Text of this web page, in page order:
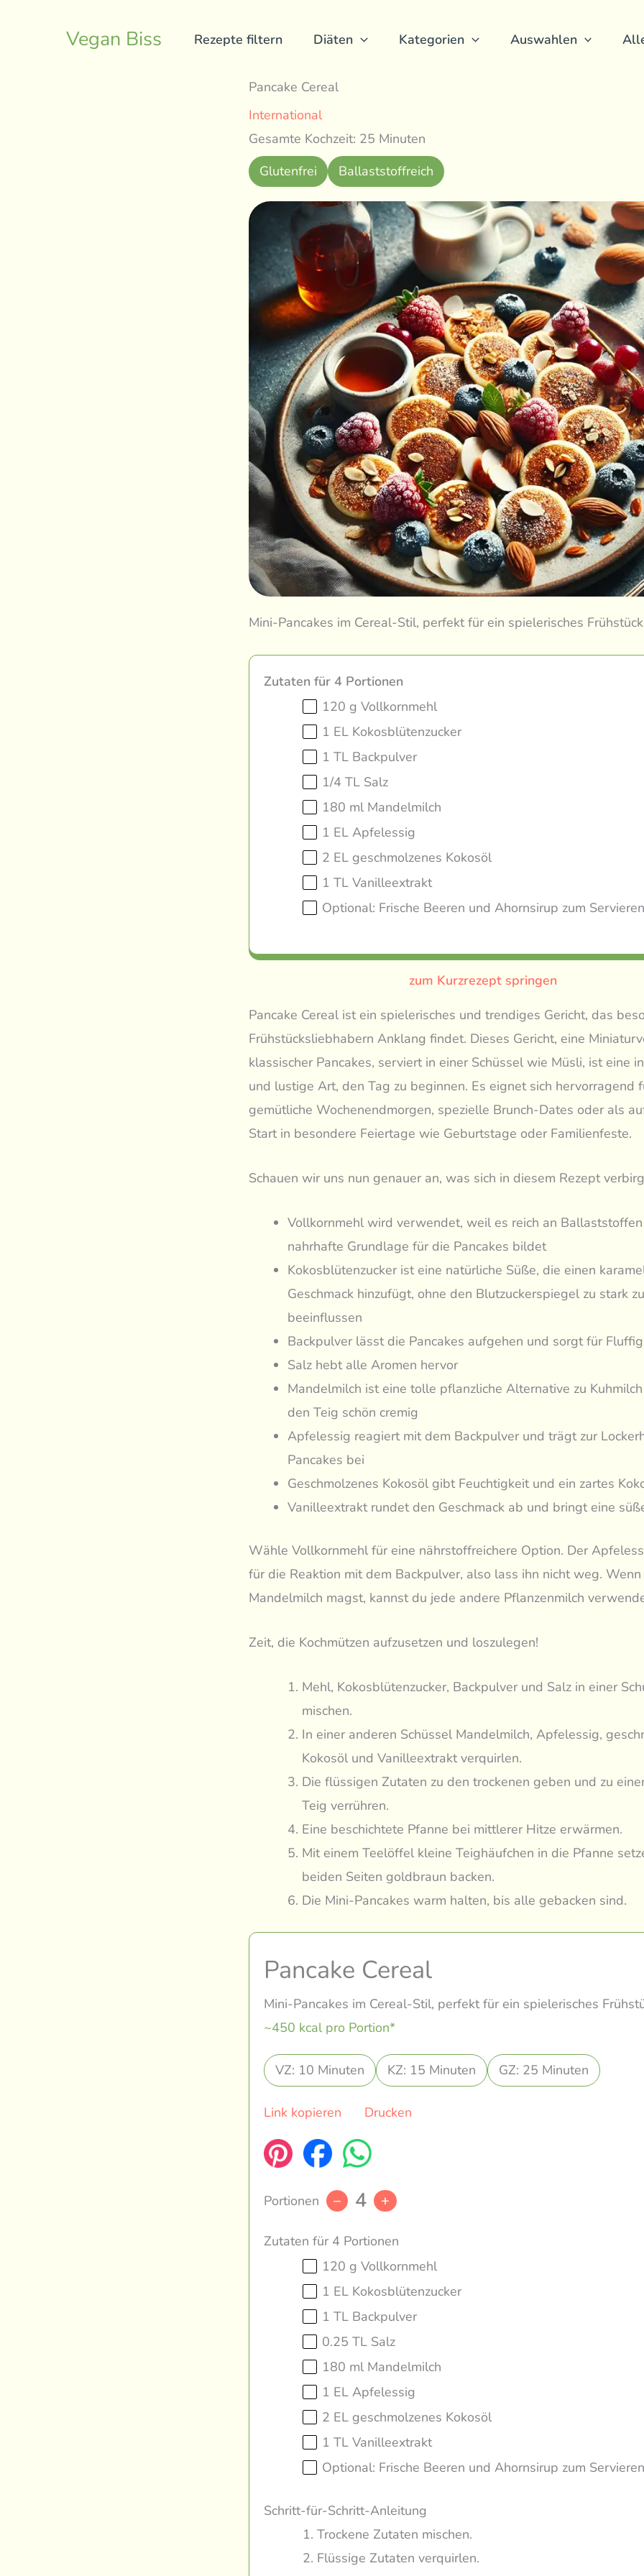
Vegan Biss Rezepte filtern Diäten Kategorien Auswahlen
Pancake Cereal
International
Gesamte Kochzeit: 25 Minuten
Glutenfrei
Ballaststoffreich
Mini-Pancakes im Cereal-Stil, perfekt für ein spielerisches
Zutaten für 4 Portionen
120 g Vollkornmehl
1 EL Kokosblütenzucker
1 TL Backpulver
1/4 TL Salz
180 ml Mandelmilch
1 EL Apfelessig
2 EL geschmolzenes Kokosöl
1 TL Vanilleextrakt
Optional: Frische Beeren und Ahornsirup zum Servieren
zum Kurzrezept springen
Pancake Cereal ist ein spielerisches und trendiges Gericht, das
Frühstücksliebhabern Anklang findet. Dieses Gericht, eine
klassischer Pancakes, serviert in einer Schüssel wie Müsli, ist eine
und lustige Art, den Tag zu beginnen. Es eignet sich hervorragend
gemütliche Wochenendmorgen, spezielle Brunch-Dates oder als
Start in besondere Feiertage wie Geburtstage oder Familienfeste.
Schauen wir uns nun genauer an, was sich in diesem Rezept
Vollkornmehl wird verwendet, weil es reich an
nahrhafte Grundlage für die Pancakes bildet
Kokosblütenzucker ist eine natürliche Süße, die einen
Geschmack hinzufügt, ohne den Blutzuckerspiegel zu stark zu
beeinflussen
Backpulver lässt die Pancakes aufgehen und sorgt für
Salz hebt alle Aromen hervor
Mandelmilch ist eine tolle pflanzliche Alternative zu
den Teig schön cremig
Apfelessig reagiert mit dem Backpulver und trägt zur
Pancakes bei
Geschmolzenes Kokosöl gibt Feuchtigkeit und ein zartes
Vanilleextrakt rundet den Geschmack ab und bringt eine
Wähle Vollkornmehl für eine nährstoffreichere Option. Der
für die Reaktion mit dem Backpulver, also lass ihn nicht weg.
Mandelmilch magst, kannst du jede andere Pflanzenmilch
Zeit, die Kochmützen aufzusetzen und loszulegen!
Mehl, Kokosblütenzucker, Backpulver und Salz in einer
mischen.
In einer anderen Schüssel Mandelmilch, Apfelessig,
Kokosöl und Vanilleextrakt verquirlen.
Die flüssigen Zutaten zu den trockenen geben und zu
Teig verrühren.
Eine beschichtete Pfanne bei mittlerer Hitze erwärmen.
Mit einem Teelöffel kleine Teighäufchen in die Pfanne
beiden Seiten goldbraun backen.
Die Mini-Pancakes warm halten, bis alle gebacken sind.
Pancake Cereal
Mini-Pancakes im Cereal-Stil, perfekt für ein spielerisches
~450 kcal pro Portion*
VZ: 10 Minuten KZ: 15 Minuten GZ: 25 Minuten
Link kopieren Drucken
Portionen – 4 +
Zutaten für 4 Portionen
120 g Vollkornmehl
1 EL Kokosblütenzucker
1 TL Backpulver
0.25 TL Salz
180 ml Mandelmilch
1 EL Apfelessig
2 EL geschmolzenes Kokosöl
1 TL Vanilleextrakt
Optional: Frische Beeren und Ahornsirup zum Servieren
Schritt-für-Schritt-Anleitung
Trockene Zutaten mischen.
Flüssige Zutaten verquirlen.